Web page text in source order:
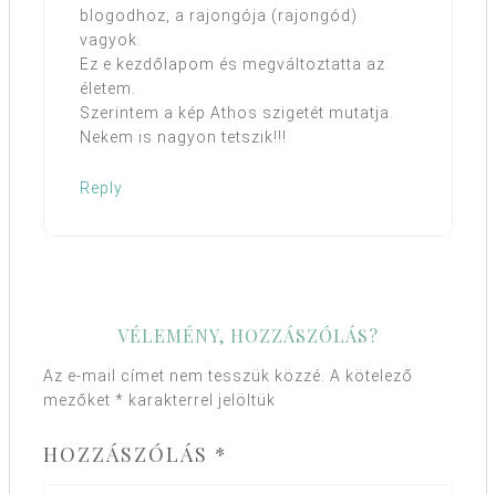
blogodhoz, a rajongója (rajongód)
vagyok.
Ez e kezdőlapom és megváltoztatta az
életem.
Szerintem a kép Athos szigetét mutatja.
Nekem is nagyon tetszik!!!
Reply
VÉLEMÉNY, HOZZÁSZÓLÁS?
Az e-mail címet nem tesszük közzé. A kötelező
mezőket * karakterrel jelöltük
HOZZÁSZÓLÁS *